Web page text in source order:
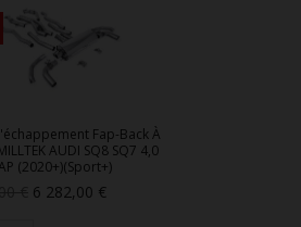
Fap-Back À
AUDI SQ8 SQ7 4,0
(2020+)(Sport+)
Prix
6 282,00 €